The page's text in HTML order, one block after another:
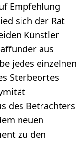
Empfehlung
sich der Rat
Künstler
aus
jedes einzelnen
Sterbeortes
des Betrachters
neuen
zu den